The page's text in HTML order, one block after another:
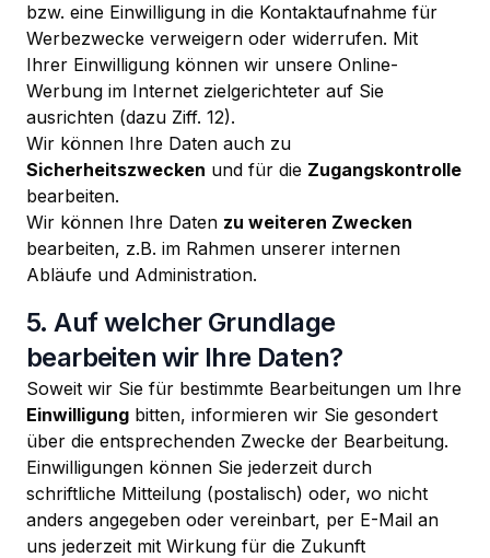
bzw. eine Einwilligung in die Kontaktaufnahme für
Werbezwecke verweigern oder widerrufen. Mit
Ihrer Einwilligung können wir unsere Online-
Werbung im Internet zielgerichteter auf Sie
ausrichten (dazu Ziff. 12).
Wir können Ihre Daten auch zu
Sicherheitszwecken und für die Zugangskontrolle
bearbeiten.
Wir können Ihre Daten zu weiteren Zwecken
bearbeiten, z.B. im Rahmen unserer internen
Abläufe und Administration.
5. Auf welcher Grundlage
bearbeiten wir Ihre Daten?
Soweit wir Sie für bestimmte Bearbeitungen um Ihre
Einwilligung bitten, informieren wir Sie gesondert
über die entsprechenden Zwecke der Bearbeitung.
Einwilligungen können Sie jederzeit durch
schriftliche Mitteilung (postalisch) oder, wo nicht
anders angegeben oder vereinbart, per E-Mail an
uns jederzeit mit Wirkung für die Zukunft